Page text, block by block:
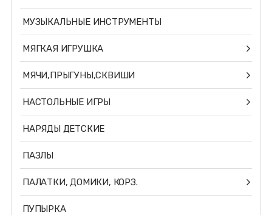
МУЗЫКАЛЬНЫЕ ИНСТРУМЕНТЫ
МЯГКАЯ ИГРУШКА
МЯЧИ,ПРЫГУНЫ,СКВИШИ
НАСТОЛЬНЫЕ ИГРЫ
НАРЯДЫ ДЕТСКИЕ
ПАЗЛЫ
ПАЛАТКИ, ДОМИКИ, КОРЗ.
ПУПЫРКА